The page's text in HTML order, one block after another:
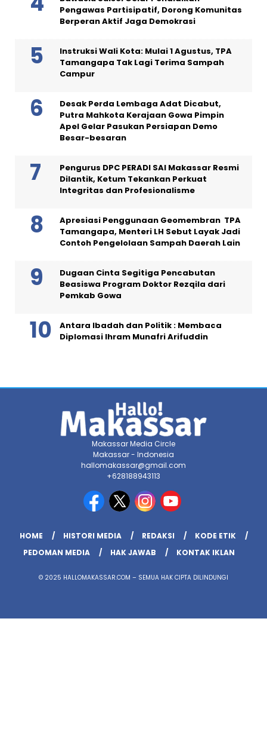
Pengawas Partisipatif, Dorong Komunitas
Berperan Aktif Jaga Demokrasi
Instruksi Wali Kota: Mulai 1 Agustus, TPA
Tamangapa Tak Lagi Terima Sampah
Campur
Desak Perda Lembaga Adat Dicabut,
Putra Mahkota Kerajaan Gowa Pimpin
Apel Gelar Pasukan Persiapan Demo
Besar-besaran
Pengurus DPC PERADI SAI Makassar Resmi
Dilantik, Ketum Tekankan Perkuat
Integritas dan Profesionalisme
Apresiasi Penggunaan Geomembran TPA
Tamangapa, Menteri LH Sebut Layak Jadi
Contoh Pengelolaan Sampah Daerah Lain
Dugaan Cinta Segitiga Pencabutan
Beasiswa Program Doktor Rezqila dari
Pemkab Gowa
Antara Ibadah dan Politik : Membaca
Diplomasi Ihram Munafri Arifuddin
Makassar Media Circle
Makassar - Indonesia
hallomakassar@gmail.com
+628188943113
HOME HISTORI MEDIA REDAKSI
KODE ETIK
PEDOMAN MEDIA
HAK JAWAB KONTAK IKLAN
© 2025 HALLOMAKASSAR.COM – SEMUA HAK CIPTA DILINDUNGI